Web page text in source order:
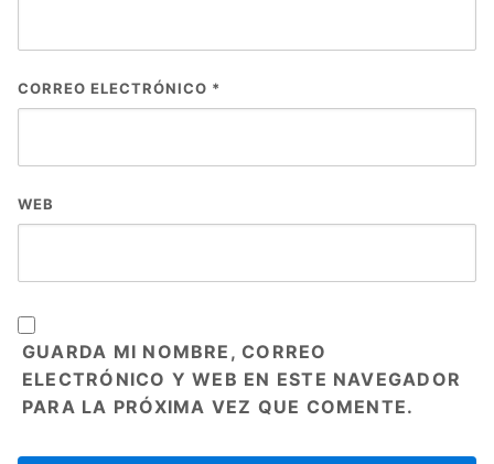
CORREO ELECTRÓNICO *
WEB
GUARDA MI NOMBRE, CORREO
ELECTRÓNICO Y WEB EN ESTE NAVEGADOR
PARA LA PRÓXIMA VEZ QUE COMENTE.